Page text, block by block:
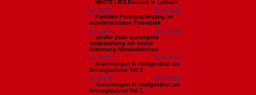
WHITE LIES Konzert in Laibach
Nr. 18775
20.07.2026
Familien-Fotospaziergang im
wunderschönen Tiebelpark
Nr. 18774
20.07.2026
SiniAir 2026: Gelungene
Veranstaltung mit bester
Stimmung /Sinabelkirchen
Nr. 18773
19.07.2026
Kranzlsingen in Heiligenblut am
Grossglockner Teil 2
Nr. 18772
19.07.2026
Kranzlsingen in Heiligenblut am
Grossglockner Teil 1